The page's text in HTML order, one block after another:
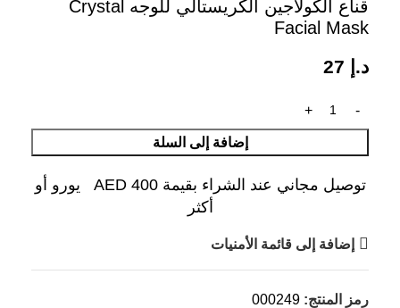
قناع الكولاجين الكريستالي للوجه Crystal
Facial Mask
د.إ
إضافة إلى السلة
توصيل مجاني عند الشراء بقيمة AED 400 يورو أو
أكثر
إضافة إلى قائمة الأمنيات
رمز المنتج: 000249